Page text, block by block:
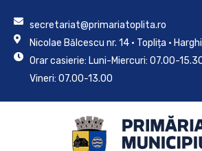
secretariat@primariatoplita.ro
Nicolae Bălcescu nr. 14 • Toplița •
Orar casierie: Luni-Miercuri: 07.00-
Vineri: 07.00-13.00